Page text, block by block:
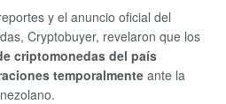
y el anuncio oficial del
Cryptobuyer, revelaron que los
criptomonedas del país
temporalmente ante la